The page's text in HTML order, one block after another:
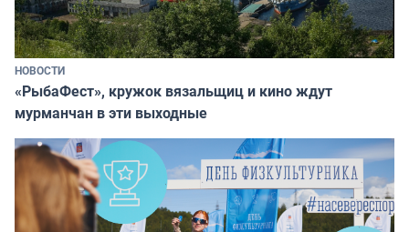
НОВОСТИ
«РыбаФест», кружок вязальщиц и кино ждут
мурманчан в эти выходные